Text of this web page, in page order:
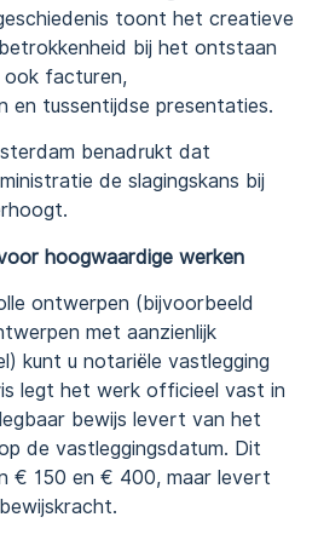
toont het creatieve
bij het ontstaan
ook facturen,
en tussentijdse presentaties.
benadrukt dat
de slagingskans bij
hoogwaardige werken
ontwerpen (bijvoorbeeld
met aanzienlijk
kunt u notariële vastlegging
legt het werk officieel vast in
bewijs levert van het
de vastleggingsdatum. Dit
€ 150 en € 400, maar levert